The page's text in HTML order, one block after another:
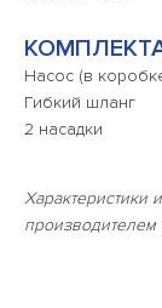
Насос (в
Гибкий шланг
2 насадки
Характеристики